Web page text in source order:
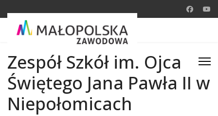
Zespół Szkół im. Ojca
Świętego Jana Pawła II w
Niepołomicach